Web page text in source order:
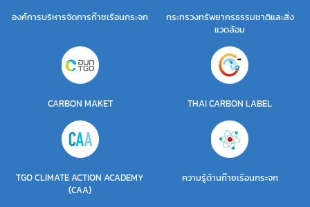
องค์การบริหารจัดการก๊าซเรือนกระจก
กระทรวงทรัพยากรธรรมชาติและสิ่ง
แวดล้อม
CARBON MAKET THAI CARBON LABEL
TGO CLIMATE ACTION ACADEMY
(CAA)
ความรู้ด้านก๊าซเรือนกระจก